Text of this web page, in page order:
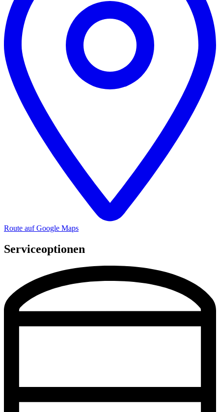
Route auf Google Maps
Serviceoptionen